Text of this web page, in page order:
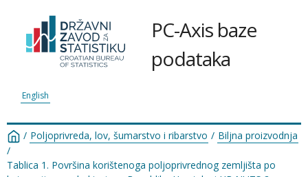
PC-Axis baze
podataka
English
/ Poljoprivreda, lov, šumarstvo i ribarstvo / Biljna proizvodnja
/
Tablica 1. Površina korištenoga poljoprivrednog zemljišta po